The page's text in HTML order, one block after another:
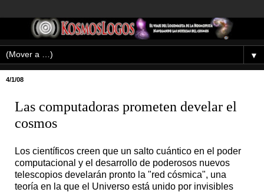
▼
4/1/08
Las computadoras prometen develar el
cosmos
Los científicos creen que un salto cuántico en el poder
computacional y el desarrollo de poderosos nuevos
telescopios develarán pronto la "red cósmica", una
teoría en la que el Universo está unido por invisibles